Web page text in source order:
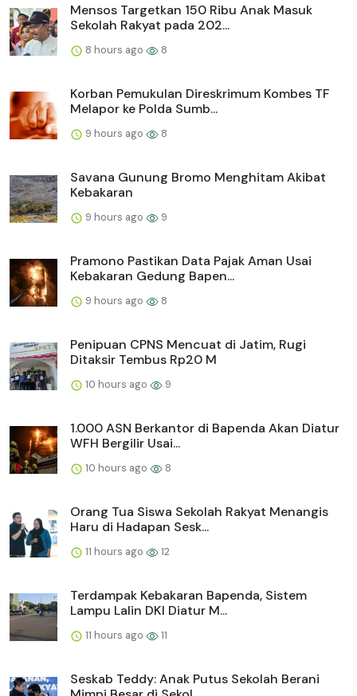
Mensos Targetkan 150 Ribu Anak Masuk
Sekolah Rakyat pada 202...
8 hours ago 8
Korban Pemukulan Direskrimum Kombes TF
Melapor ke Polda Sumb...
9 hours ago 8
Savana Gunung Bromo Menghitam Akibat
Kebakaran
9 hours ago 9
Pramono Pastikan Data Pajak Aman Usai
Kebakaran Gedung Bapen...
9 hours ago 8
Penipuan CPNS Mencuat di Jatim, Rugi
Ditaksir Tembus Rp20 M
10 hours ago 9
1.000 ASN Berkantor di Bapenda Akan Diatur
WFH Bergilir Usai...
10 hours ago 8
Orang Tua Siswa Sekolah Rakyat Menangis
Haru di Hadapan Sesk...
11 hours ago 12
Terdampak Kebakaran Bapenda, Sistem
Lampu Lalin DKI Diatur M...
11 hours ago 11
Seskab Teddy: Anak Putus Sekolah Berani